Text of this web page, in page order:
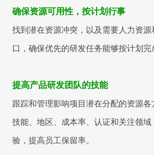
确保资源可用性，按计划行事
找到潜在资源冲突，以及需要人力资源
口，确保优先的研发任务能够按计划完
提高产品研发团队的技能
跟踪和管理影响项目潜在分配的资源各
技能、地区、成本率、认证和关注领
验，提高员工保留率。